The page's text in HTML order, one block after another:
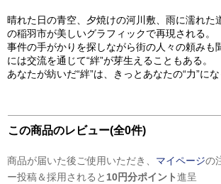
晴れた日の青空、夕焼けの河川敷、雨に濡れた
の稲羽市が美しいグラフィックで再現される。
事件の手がかりを探しながら街の人々の頼みも
には交流を通じて“絆”が芽生えることもある。
あなたが紡いだ“絆”は、きっとあなたの“力”に
この商品のレビュー(全0件)
商品が届いた後ご使用いただき、 マイページの
ー投稿＆採用されると 10円分ポイント進呈